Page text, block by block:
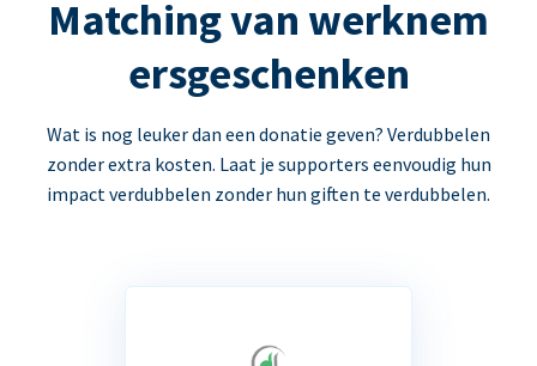
Matching van werknem
ersgeschenken
Wat is nog leuker dan een donatie geven? Verdubbelen
zonder extra kosten. Laat je supporters eenvoudig hun
impact verdubbelen zonder hun giften te verdubbelen.